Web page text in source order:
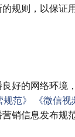
规则，以保证
好的网络环境
范》
《微信
营销信息发布规